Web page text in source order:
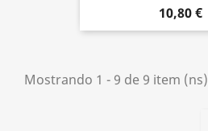
10,80 €
Mostrando 1 - 9 de 9 item (ns)